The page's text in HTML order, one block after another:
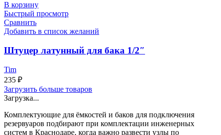
В корзину
Быстрый просмотр
Сравнить
Добавить в список желаний
Штуцер латунный для бака 1/2″
Tim
235 ₽
Загрузить больше товаров
Загрузка...
Комплектующие для ёмкостей и баков для подключения
резервуаров подбирают при комплектации инженерных
систем в Краснодаре, когда важно развести узлы по